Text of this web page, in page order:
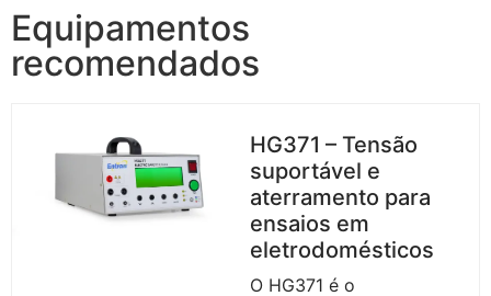
Equipamentos
recomendados
HG371 – Tensão
suportável e
aterramento para
ensaios em
eletrodomésticos
O HG371 é o